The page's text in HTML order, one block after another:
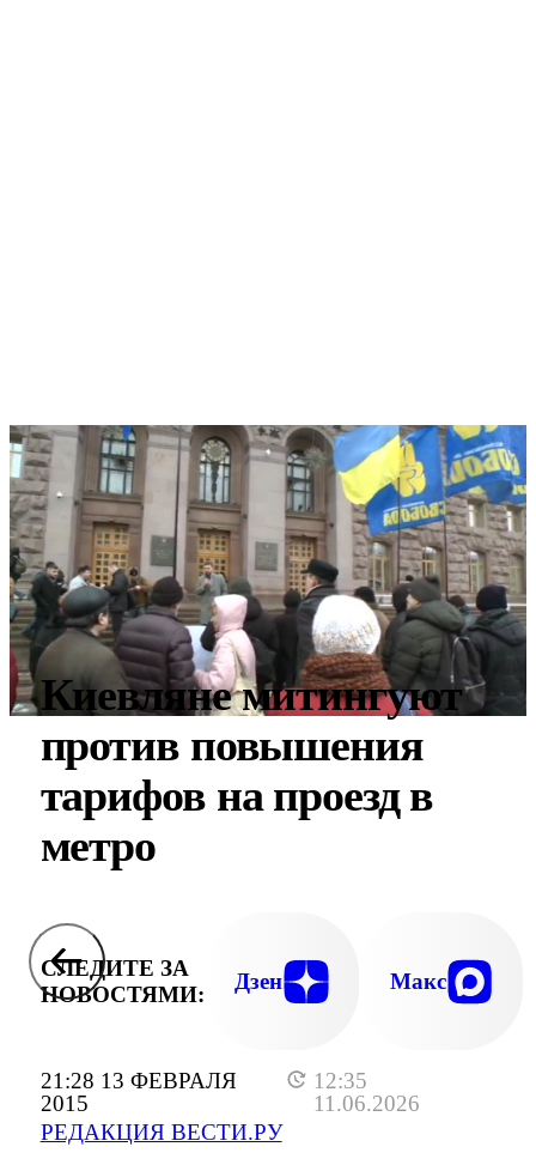
21:28 13 ФЕВРАЛЯ
2015
12:35
11.06.2026
РЕДАКЦИЯ ВЕСТИ.РУ
Киевляне митингуют
против повышения
тарифов на проезд в
метро
СЛЕДИТЕ ЗА
НОВОСТЯМИ:
Дзен Макс